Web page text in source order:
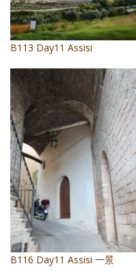
關於Yilan
個人著作
媒體報導一覽
合作與代言
訂閱電子報
B113 Day11 Assisi
B116 Day11 Assisi 一景